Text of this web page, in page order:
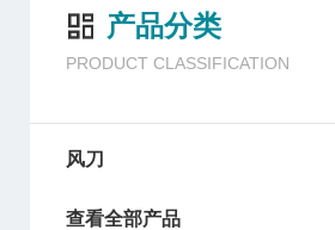
产品分类
PRODUCT CLASSIFICATION
风刀
查看全部产品